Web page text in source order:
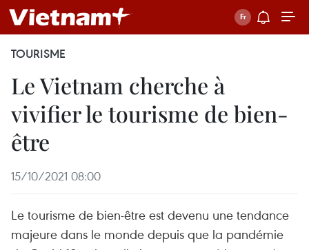
TOURISME
Le Vietnam cherche à
vivifier le tourisme de bien-
être
15/10/2021 08:00
Le tourisme de bien-être est devenu une tendance
majeure dans le monde depuis que la pandémie